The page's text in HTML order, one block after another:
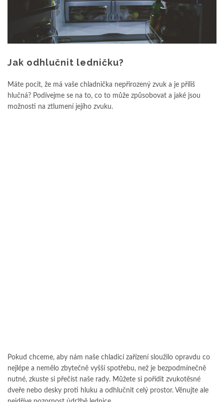
Jak odhlučnit ledničku?
Máte pocit, že má vaše chladnička nepřirozený zvuk a je příliš
hlučná? Podívejme se na to, co to může způsobovat a jaké jsou
možnosti na ztlumení jejího zvuku.
Pokud chceme, aby nám naše chladicí zařízení sloužilo opravdu co
nejlépe a nemělo zbytečně vyšší spotřebu, než je bezpodmínečně
nutné, zkuste si přečíst naše rady. Můžete si pořídit zvukotěsné
dveře nebo desky proti hluku a odhlučnit celý prostor. Věnujte ale